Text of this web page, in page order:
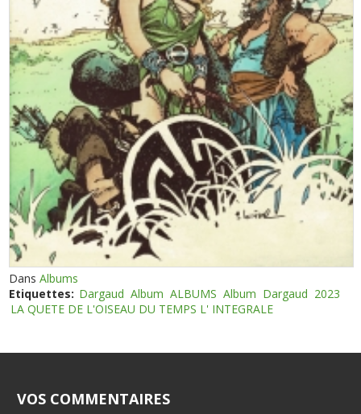
DansAlbums
Etiquettes: Dargaud Album ALBUMS Album Dargaud 2023
LA QUETE DE L'OISEAU DU TEMPS L' INTEGRALE
VOS COMMENTAIRES